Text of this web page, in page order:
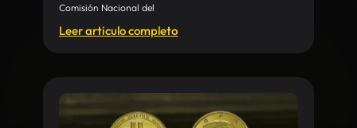
Comisión Nacional del
Leer articulo completo